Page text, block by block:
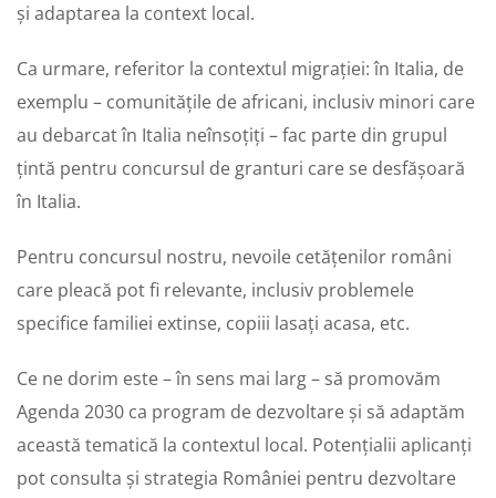
și adaptarea la context local.
Ca urmare, referitor la contextul migrației: în Italia, de
exemplu – comunitățile de africani, inclusiv minori care
au debarcat în Italia neînsoțiți – fac parte din grupul
țintă pentru concursul de granturi care se desfășoară
în Italia.
Pentru concursul nostru, nevoile cetățenilor români
care pleacă pot fi relevante, inclusiv problemele
specifice familiei extinse, copiii lasați acasa, etc.
Ce ne dorim este – în sens mai larg – să promovăm
Agenda 2030 ca program de dezvoltare și să adaptăm
această tematică la contextul local. Potențialii aplicanți
pot consulta și strategia României pentru dezvoltare